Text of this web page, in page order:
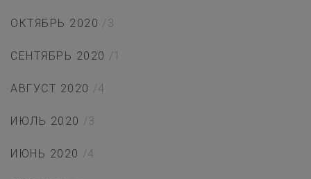
ОКТЯБРЬ 2020 /3
СЕНТЯБРЬ 2020 /1
АВГУСТ 2020 /4
ИЮЛЬ 2020 /3
ИЮНЬ 2020 /4